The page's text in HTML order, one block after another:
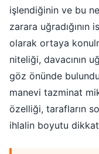
işlendiğinin ve bu
zarara uğradığının
olarak ortaya
niteliği, davacının
göz önünde
manevi tazminat
özelliği, tarafların
ihlalin boyutu